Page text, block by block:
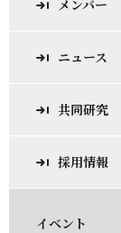
メンバー
ニュース
共同研究
採用情報
イベント